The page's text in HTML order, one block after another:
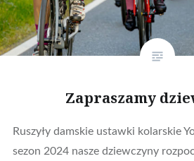
Zapraszamy
Ruszyły damskie ustawki kolarskie
sezon 2024 nasze dziewczyny